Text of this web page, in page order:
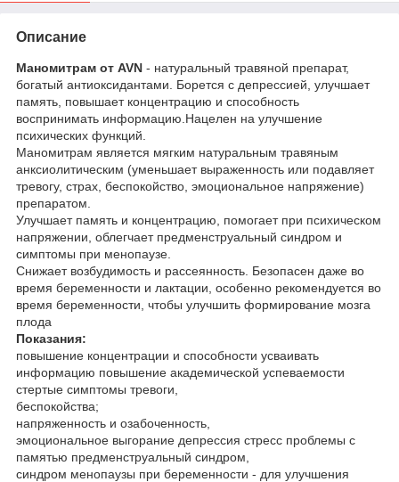
Описание
Маномитрам от AVN - натуральный травяной препарат,
богатый антиоксидантами. Борется с депрессией, улучшает
память, повышает концентрацию и способность
воспринимать информацию.Нацелен на улучшение
психических функций.
Маномитрам является мягким натуральным травяным
анксиолитическим (уменьшает выраженность или подавляет
тревогу, страх, беспокойство, эмоциональное напряжение)
препаратом.
Улучшает память и концентрацию, помогает при психическом
напряжении, облегчает предменструальный синдром и
симптомы при менопаузе.
Снижает возбудимость и рассеянность. Безопасен даже во
время беременности и лактации, особенно рекомендуется во
время беременности, чтобы улучшить формирование мозга
плода
Показания:
повышение концентрации и способности усваивать
информацию повышение академической успеваемости
стертые симптомы тревоги,
беспокойства;
напряженность и озабоченность,
эмоциональное выгорание депрессия стресс проблемы с
памятью предменструальный синдром,
синдром менопаузы при беременности - для улучшения